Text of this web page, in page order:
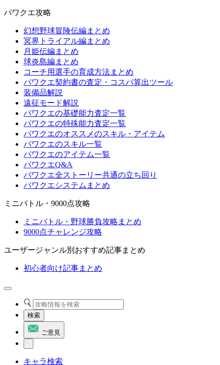
パワクエ攻略
幻想野球冒険伝編まとめ
冥界トライアル編まとめ
月姫伝編まとめ
球炎島編まとめ
コーチ用選手の育成方法まとめ
パワクエ契約書の査定・コスパ算出ツール
装備品解説
遠征モード解説
パワクエの基礎能力査定一覧
パワクエの特殊能力査定一覧
パワクエのオススメのスキル・アイテム
パワクエのスキル一覧
パワクエのアイテム一覧
パワクエQ&A
パワクエ全ストーリー共通の立ち回り
パワクエシステムまとめ
ミニバトル・9000点攻略
ミニバトル・野球勝負攻略まとめ
9000点チャレンジ攻略
ユーザージャンル別おすすめ記事まとめ
初心者向け記事まとめ
検索
ご意見
キャラ検索